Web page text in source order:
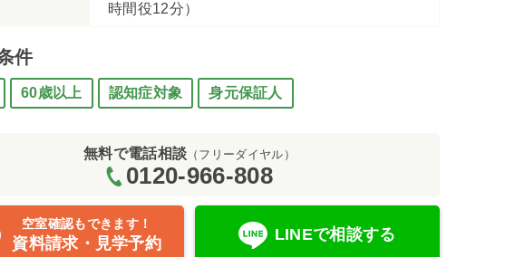
時間役12分）
件
60歳以上 認知症対象 身元保証人
無料で電話相談 （フリーダイヤル）
0120-966-808
空室確認もできます！
資料請求・見学予約 LINEで相談する